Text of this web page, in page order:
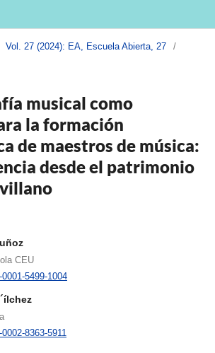
Vol. 27 (2024): EA, Escuela Abierta, 27
/
musical como
la formación
de maestros de música:
desde el patrimonio
CEU
5499-1004
8363-5911